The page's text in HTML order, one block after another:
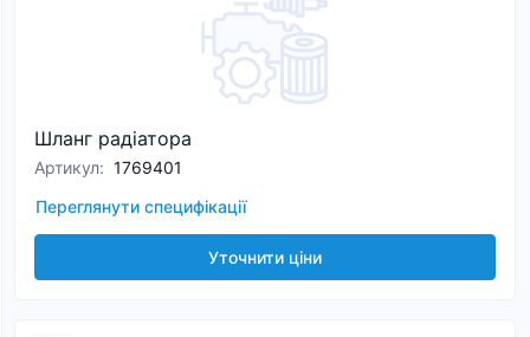
Шланг радіатора
Артикул: 1769401
Переглянути специфікації
Уточнити ціни